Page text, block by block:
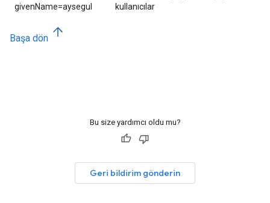
givenName=aysegul
kullanıcılar
Başa dön
Bu size yardımcı oldu mu?
Geri bildirim gönderin